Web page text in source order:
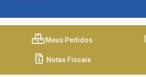
Meus Pedidos
Notas Fiscais